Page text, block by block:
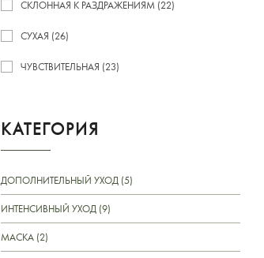
СКЛОННАЯ К РАЗДРАЖЕНИЯМ (22)
СУХАЯ (26)
ЧУВСТВИТЕЛЬНАЯ (23)
КАТЕГОРИЯ
ДОПОЛНИТЕЛЬНЫЙ УХОД (5)
ИНТЕНСИВНЫЙ УХОД (9)
МАСКА (2)